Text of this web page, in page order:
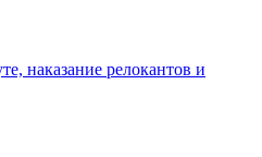
наказание релокантов и